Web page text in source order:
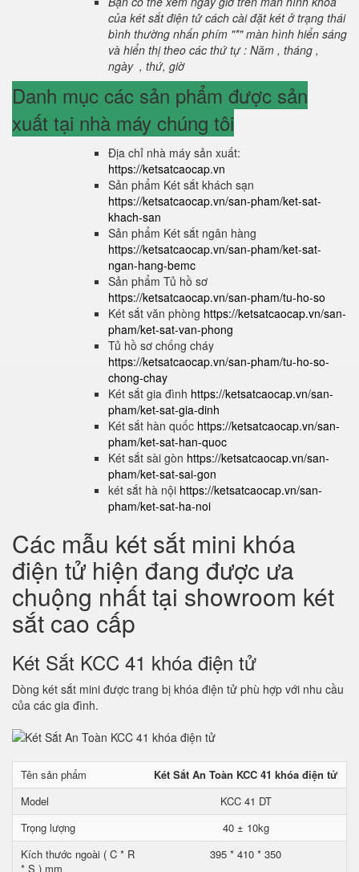
của két sắt điện tử cách cài đặt két ở trạng thái
bình thường nhấn phím "*" màn hình hiển sáng
và hiển thị theo các thứ tự : Năm , tháng ,
ngày , thứ, giờ
Danh mục các sản phẩm được sản
xuất tại nhà máy chúng tôi
Địa chỉ nhà máy sản xuất:
https://ketsatcaocap.vn
Sản phẩm Két sắt khách sạn
https://ketsatcaocap.vn/san-pham/ket-sat-
khach-san
Sản phẩm Két sắt ngân hàng
https://ketsatcaocap.vn/san-pham/ket-sat-
ngan-hang-bemc
Sản phẩm Tủ hồ sơ
https://ketsatcaocap.vn/san-pham/tu-ho-so
Két sắt văn phòng https://ketsatcaocap.vn/san-
pham/ket-sat-van-phong
Tủ hồ sơ chống cháy
https://ketsatcaocap.vn/san-pham/tu-ho-so-
chong-chay
Két sắt gia đình https://ketsatcaocap.vn/san-
pham/ket-sat-gia-dinh
Két sắt hàn quốc https://ketsatcaocap.vn/san-
pham/ket-sat-han-quoc
Két sắt sài gòn https://ketsatcaocap.vn/san-
pham/ket-sat-sai-gon
két sắt hà nội https://ketsatcaocap.vn/san-
pham/ket-sat-ha-noi
Các mẫu két sắt mini khóa
điện tử hiện đang được ưa
chuộng nhất tại showroom két
sắt cao cấp
Két Sắt KCC 41 khóa điện tử
Dòng két sắt mini được trang bị khóa điện tử phù hợp với nhu cầu
của các gia đình.
Tên sản phẩm
Két Sắt An Toàn KCC 41 khóa điện tử
Model
KCC 41 DT
Trọng lượng
40 ± 10kg
Kích thước ngoài ( C * R
* S ) mm
395 * 410 * 350